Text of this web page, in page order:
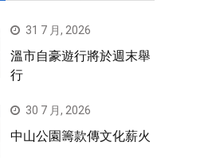
31 7 月, 2026
溫市自豪遊行將於週末舉
行
30 7 月, 2026
中山公園籌款傳文化薪火